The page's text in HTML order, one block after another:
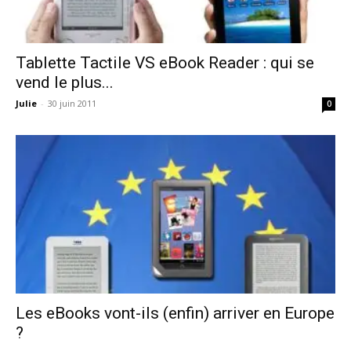
Tablette Tactile VS eBook Reader : qui se
vend le plus...
Julie - 30 juin 2011 0
Les eBooks vont-ils (enfin) arriver en Europe
?